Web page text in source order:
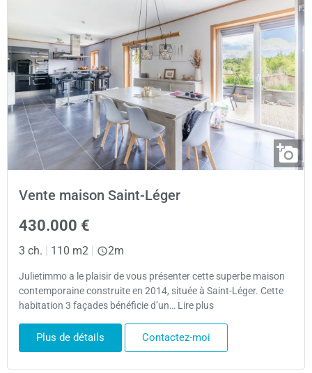
Vente maison Saint-Léger
430.000 €
3 ch. | 110 m2 | 2m
Julietimmo a le plaisir de vous présenter cette superbe maison
contemporaine construite en 2014, située à Saint-Léger. Cette
habitation 3 façades bénéficie d’un… Lire plus
Plus de détails Contactez-moi